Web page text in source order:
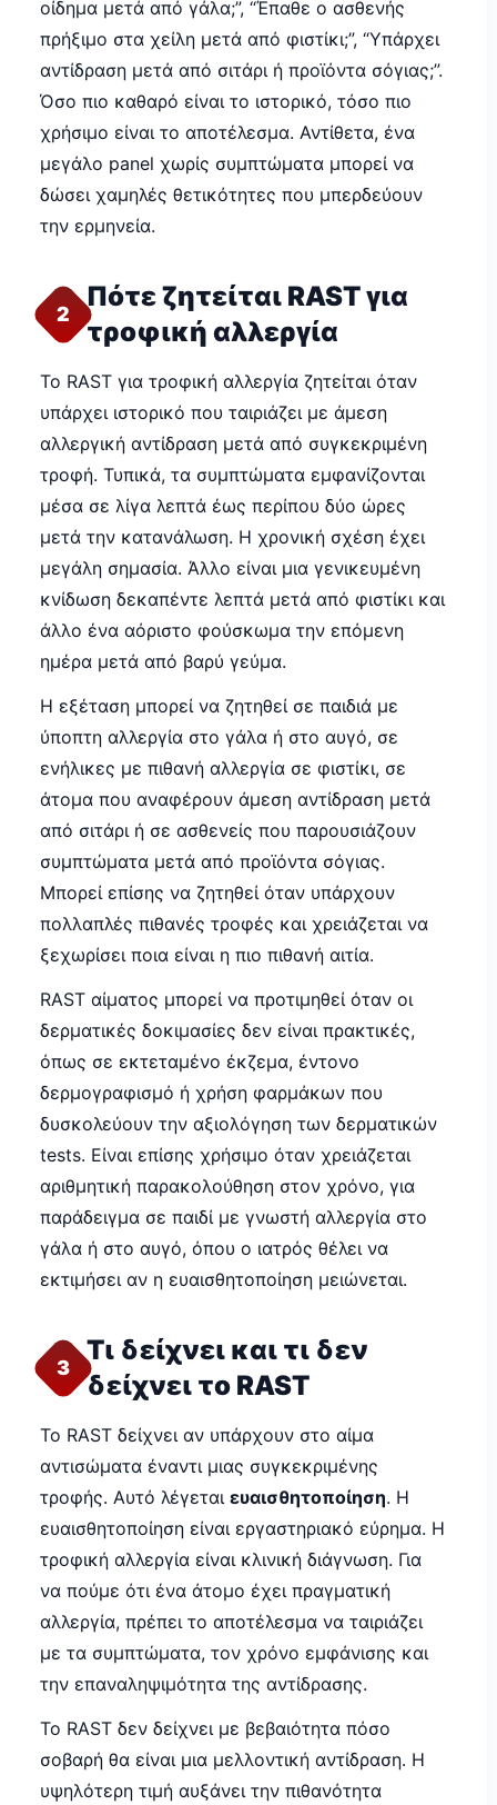
οίδημα μετά από γάλα;”, “Έπαθε ο ασθενής
πρήξιμο στα χείλη μετά από φιστίκι;”, “Υπάρχει
αντίδραση μετά από σιτάρι ή προϊόντα σόγιας;”.
Όσο πιο καθαρό είναι το ιστορικό, τόσο πιο
χρήσιμο είναι το αποτέλεσμα. Αντίθετα, ένα
μεγάλο panel χωρίς συμπτώματα μπορεί να
δώσει χαμηλές θετικότητες που μπερδεύουν
την ερμηνεία.
2
Πότε ζητείται RAST για
τροφική αλλεργία
Το RAST για τροφική αλλεργία ζητείται όταν
υπάρχει ιστορικό που ταιριάζει με άμεση
αλλεργική αντίδραση μετά από συγκεκριμένη
τροφή. Τυπικά, τα συμπτώματα εμφανίζονται
μέσα σε λίγα λεπτά έως περίπου δύο ώρες
μετά την κατανάλωση. Η χρονική σχέση έχει
μεγάλη σημασία. Άλλο είναι μια γενικευμένη
κνίδωση δεκαπέντε λεπτά μετά από φιστίκι και
άλλο ένα αόριστο φούσκωμα την επόμενη
ημέρα μετά από βαρύ γεύμα.
Η εξέταση μπορεί να ζητηθεί σε παιδιά με
ύποπτη αλλεργία στο γάλα ή στο αυγό, σε
ενήλικες με πιθανή αλλεργία σε φιστίκι, σε
άτομα που αναφέρουν άμεση αντίδραση μετά
από σιτάρι ή σε ασθενείς που παρουσιάζουν
συμπτώματα μετά από προϊόντα σόγιας.
Μπορεί επίσης να ζητηθεί όταν υπάρχουν
πολλαπλές πιθανές τροφές και χρειάζεται να
ξεχωρίσει ποια είναι η πιο πιθανή αιτία.
RAST αίματος μπορεί να προτιμηθεί όταν οι
δερματικές δοκιμασίες δεν είναι πρακτικές,
όπως σε εκτεταμένο έκζεμα, έντονο
δερμογραφισμό ή χρήση φαρμάκων που
δυσκολεύουν την αξιολόγηση των δερματικών
tests. Είναι επίσης χρήσιμο όταν χρειάζεται
αριθμητική παρακολούθηση στον χρόνο, για
παράδειγμα σε παιδί με γνωστή αλλεργία στο
γάλα ή στο αυγό, όπου ο ιατρός θέλει να
εκτιμήσει αν η ευαισθητοποίηση μειώνεται.
3
Τι δείχνει και τι δεν
δείχνει το RAST
Το RAST δείχνει αν υπάρχουν στο αίμα
αντισώματα έναντι μιας συγκεκριμένης
τροφής. Αυτό λέγεται ευαισθητοποίηση. Η
ευαισθητοποίηση είναι εργαστηριακό εύρημα. Η
τροφική αλλεργία είναι κλινική διάγνωση. Για
να πούμε ότι ένα άτομο έχει πραγματική
αλλεργία, πρέπει το αποτέλεσμα να ταιριάζει
με τα συμπτώματα, τον χρόνο εμφάνισης και
την επαναληψιμότητα της αντίδρασης.
Το RAST δεν δείχνει με βεβαιότητα πόσο
σοβαρή θα είναι μια μελλοντική αντίδραση. Η
υψηλότερη τιμή αυξάνει την πιθανότητα